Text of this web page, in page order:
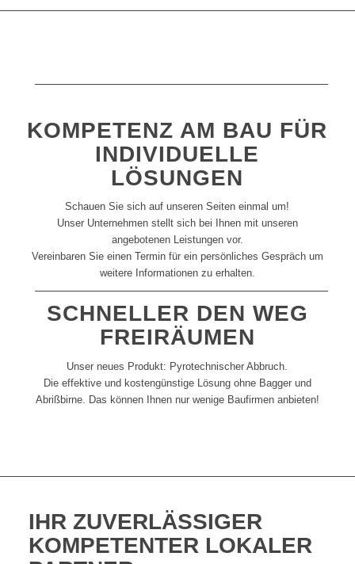
KOMPETENZ AM BAU FÜR
INDIVIDUELLE
LÖSUNGEN
Schauen Sie sich auf unseren Seiten einmal um!
Unser Unternehmen stellt sich bei Ihnen mit unseren
angebotenen Leistungen vor.
Vereinbaren Sie einen Termin für ein persönliches Gespräch um
weitere Informationen zu erhalten.
SCHNELLER DEN WEG
FREIRÄUMEN
Unser neues Produkt: Pyrotechnischer Abbruch.
Die effektive und kostengünstige Lösung ohne Bagger und
Abrißbirne. Das können Ihnen nur wenige Baufirmen anbieten!
IHR ZUVERLÄSSIGER
KOMPETENTER LOKALER